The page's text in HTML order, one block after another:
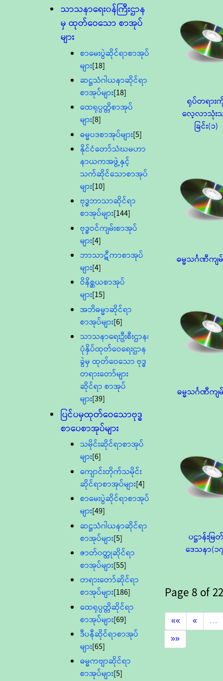
သာသနာရေး၀န်ကြီးဌာန
မှ ထုတ်ဝေသော စာအုပ်
များ
စာမေးပွဲဆိုင်ရာစာအုပ်
များ[18]
ဆဋ္ဌသံဂါယနာဆိုင်ရာ
စာအုပ်များ[18]
ထေရုပ္ပတ္တိစာအုပ်
များ[8]
ဓမ္မပဒစာအုပ်များ[5]
နိုင်ငံတော်သံဃမဟာ
နာယကအဖွဲ့နှင့်
သက်ဆိုင်သောစာအုပ်
များ[10]
ဗုဒ္ဓဘာသာဆိုင်ရာ
စာအုပ်များ[144]
ဗုဒ္ဓဝင်ကျမ်းစာအုပ်
များ[4]
ဘာသာဋီကာစာအုပ်
များ[4]
ဝိနိစ္ဆယစာအုပ်
များ[15]
အဘိဓမ္မာဆိုင်ရာ
စာအုပ်များ[6]
သာသနာရေးဦးစီးဌာန၊
ပုံနှိပ်ထုတ်ဝေရေးဌာန
ခွဲမှ ထုတ်ဝေသော ဗုဒ္ဓ
တရားတော်များ
ဆိုင်ရာ စာအုပ်
များ[39]
ပြင်ပမှထုတ်ဝေသောဗုဒ္ဓ
စာပေစာအုပ်များ
သမိုင်းဆိုင်ရာစာအုပ်
များ[6]
ကျောင်းတိုက်သမိုင်း
ဆိုင်ရာစာအုပ်များ[4]
စာမေးပွဲဆိုင်ရာစာအုပ်
များ[49]
ဆဋ္ဌသံဂါယနာဆိုင်ရာ
စာအုပ်များ[5]
ဇာတ်၀တ္ထုဆိုင်ရာ
စာအုပ်များ[55]
တရားတော်ဆိုင်ရာ
စာအုပ်များ[186]
ထေရုပ္ပတ္တိဆိုင်ရာ
စာအုပ်များ[69]
ဒီပနီဆိုင်ရာစာအုပ်
များ[65]
ဓမ္မကဗျာဆိုင်ရာ
စာအုပ်များ[5]
ရုပ်တရား
လေ့လာသုံး
ခြင်း(၁)
ဓမ္မသင်္ဂဏီကျ
ဓမ္မသင်္ဂဏီကျ
ပဋ္ဌာန်းမြ
ဒေသနာ(၁
Page8of22
«« «
…
»»